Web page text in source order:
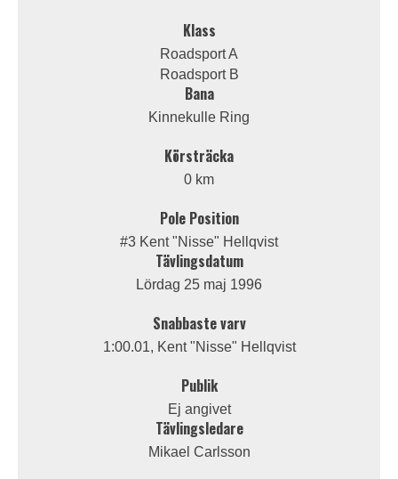
Klass
Roadsport A
Roadsport B
Bana
Kinnekulle Ring
Körsträcka
0 km
Pole Position
#3 Kent "Nisse" Hellqvist
Tävlingsdatum
Lördag 25 maj 1996
Snabbaste varv
1:00.01, Kent "Nisse" Hellqvist
Publik
Ej angivet
Tävlingsledare
Mikael Carlsson